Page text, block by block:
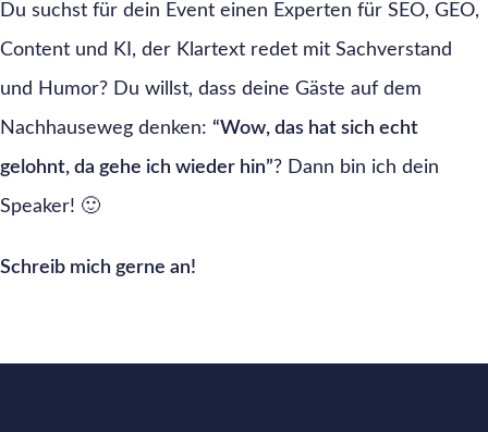
Du suchst für dein Event einen Experten für SEO, GEO,
Content und KI, der Klartext redet mit Sachverstand
und Humor? Du willst, dass deine Gäste auf dem
Nachhauseweg denken: “Wow, das hat sich echt
gelohnt, da gehe ich wieder hin”? Dann bin ich dein
Speaker! 🙂
Schreib mich gerne an!